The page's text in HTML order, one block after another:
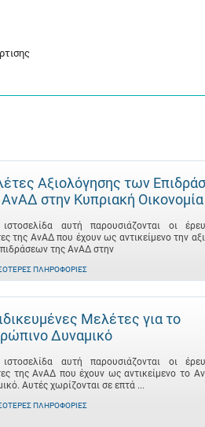
Αξιολόγησης των
στην Κυπριακή Οικονομία
αυτή παρουσιάζονται οι
της ΑνΑΔ που έχουν ως αντικείμενο την
της ΑνΑΔ στην
ΠΛΗΡΟΦΟΡΊΕΣ
Μελέτες για το
Δυναμικό
αυτή παρουσιάζονται οι
της ΑνΑΔ που έχουν ως αντικείμενο το
Αυτές χωρίζονται σε επτά ...
ΠΛΗΡΟΦΟΡΊΕΣ